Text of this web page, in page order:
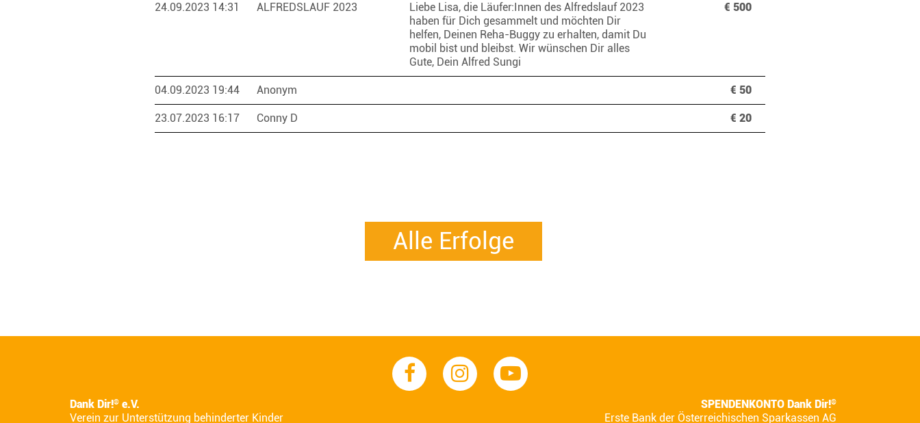
24.09.2023 14:31 ALFREDSLAUF 2023 € 500
Liebe Lisa, die Läufer:Innen des Alfredslauf 2023
haben für Dich gesammelt und möchten Dir
helfen, Deinen Reha-Buggy zu erhalten, damit Du
mobil bist und bleibst. Wir wünschen Dir alles
Gute, Dein Alfred Sungi
04.09.2023 19:44 Anonym € 50
23.07.2023 16:17 Conny D € 20
Alle Erfolge
Dank Dir!® e.V.
Verein zur Unterstützung behinderter Kinder
SPENDENKONTO Dank Dir!®
Erste Bank der Österreichischen Sparkassen AG